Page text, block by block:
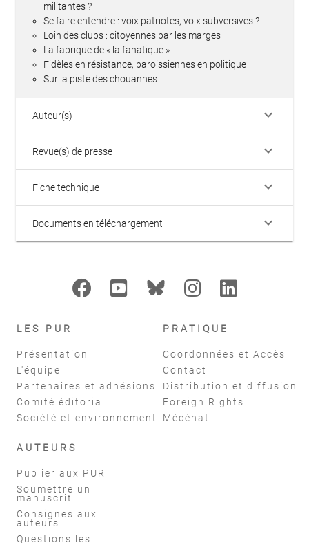
militantes ?
Se faire entendre : voix patriotes, voix subversives ?
Loin des clubs : citoyennes par les marges
La fabrique de « la fanatique »
Fidèles en résistance, paroissiennes en politique
Sur la piste des chouannes
Auteur(s) keyboard_arrow_down
Revue(s) de presse keyboard_arrow_down
Fiche technique keyboard_arrow_down
Documents en téléchargement keyboard_arrow_down
LES PUR
Présentation
L'équipe
Partenaires et adhésions
Comité éditorial
Société et environnement
PRATIQUE
Coordonnées et Accès
Contact
Distribution et diffusion
Foreign Rights
Mécénat
AUTEURS
Publier aux PUR
Soumettre un
manuscrit
Consignes aux
auteurs
Questions les